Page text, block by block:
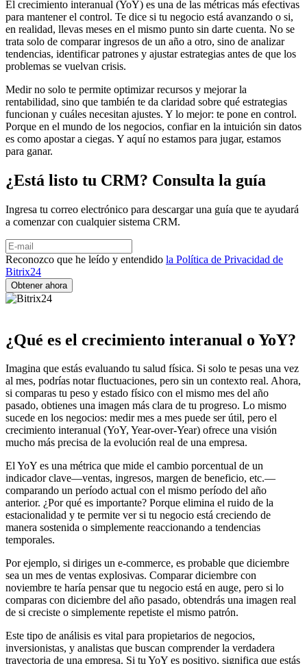
El crecimiento interanual (YoY) es una de las métricas más efectivas
para mantener el control. Te dice si tu negocio está avanzando o si,
en realidad, llevas meses en el mismo punto sin darte cuenta. No se
trata solo de comparar ingresos de un año a otro, sino de analizar
tendencias, identificar patrones y ajustar estrategias antes de que los
problemas se vuelvan crisis.
Medir no solo te permite optimizar recursos y mejorar la
rentabilidad, sino que también te da claridad sobre qué estrategias
funcionan y cuáles necesitan ajustes. Y lo mejor: te pone en control.
Porque en el mundo de los negocios, confiar en la intuición sin datos
es como apostar a ciegas. Y aquí no estamos para jugar, estamos
para ganar.
¿Está listo tu CRM? Consulta la guía
Ingresa tu correo electrónico para descargar una guía que te ayudará
a comenzar con cualquier sistema CRM.
Reconozco que he leído y entendido la Política de Privacidad de
Bitrix24
¿Qué es el crecimiento interanual o YoY?
Imagina que estás evaluando tu salud física. Si solo te pesas una vez
al mes, podrías notar fluctuaciones, pero sin un contexto real. Ahora,
si comparas tu peso y estado físico con el mismo mes del año
pasado, obtienes una imagen más clara de tu progreso. Lo mismo
sucede en los negocios: medir mes a mes puede ser útil, pero el
crecimiento interanual (YoY, Year-over-Year) ofrece una visión
mucho más precisa de la evolución real de una empresa.
El YoY es una métrica que mide el cambio porcentual de un
indicador clave—ventas, ingresos, margen de beneficio, etc.—
comparando un período actual con el mismo período del año
anterior. ¿Por qué es importante? Porque elimina el ruido de la
estacionalidad y te permite ver si tu negocio está creciendo de
manera sostenida o simplemente reaccionando a tendencias
temporales.
Por ejemplo, si diriges un e-commerce, es probable que diciembre
sea un mes de ventas explosivas. Comparar diciembre con
noviembre te haría pensar que tu negocio está en auge, pero si lo
comparas con diciembre del año pasado, obtendrás una imagen real
de si creciste o simplemente repetiste el mismo patrón.
Este tipo de análisis es vital para propietarios de negocios,
inversionistas, y analistas que buscan comprender la verdadera
trayectoria de una empresa. Si tu YoY es positivo, significa que estás